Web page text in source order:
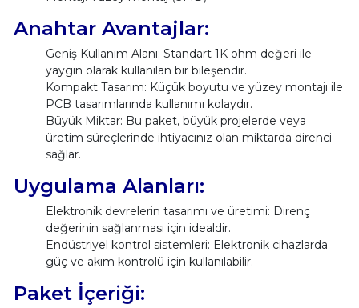
Anahtar Avantajlar:
Geniş Kullanım Alanı: Standart 1K ohm değeri ile
yaygın olarak kullanılan bir bileşendir.
Kompakt Tasarım: Küçük boyutu ve yüzey montajı ile
PCB tasarımlarında kullanımı kolaydır.
Büyük Miktar: Bu paket, büyük projelerde veya
üretim süreçlerinde ihtiyacınız olan miktarda direnci
sağlar.
Uygulama Alanları:
Elektronik devrelerin tasarımı ve üretimi: Direnç
değerinin sağlanması için idealdir.
Endüstriyel kontrol sistemleri: Elektronik cihazlarda
güç ve akım kontrolü için kullanılabilir.
Paket İçeriği: